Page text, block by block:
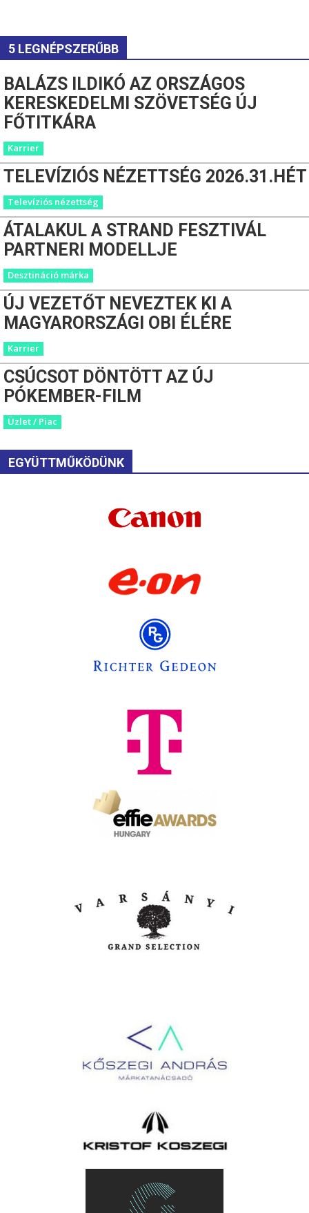
5 LEGNÉPSZERŰBB
BALÁZS ILDIKÓ AZ ORSZÁGOS
KERESKEDELMI SZÖVETSÉG ÚJ
FŐTITKÁRA
Karrier
TELEVÍZIÓS NÉZETTSÉG 2026.31.HÉT
Televíziós nézettség
ÁTALAKUL A STRAND FESZTIVÁL
PARTNERI MODELLJE
Desztináció márka
ÚJ VEZETŐT NEVEZTEK KI A
MAGYARORSZÁGI OBI ÉLÉRE
Karrier
CSÚCSOT DÖNTÖTT AZ ÚJ
PÓKEMBER-FILM
Üzlet / Piac
EGYÜTTMŰKÖDÜNK